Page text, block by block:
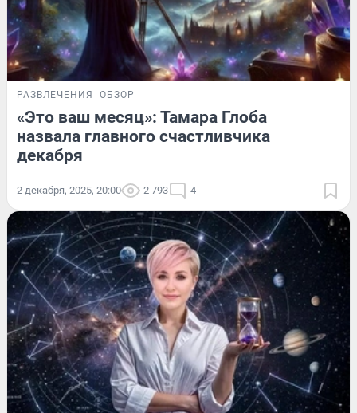
РАЗВЛЕЧЕНИЯ ОБЗОР
«Это ваш месяц»: Тамара Глоба
назвала главного счастливчика
декабря
2 декабря, 2025, 20:00 2 793 4